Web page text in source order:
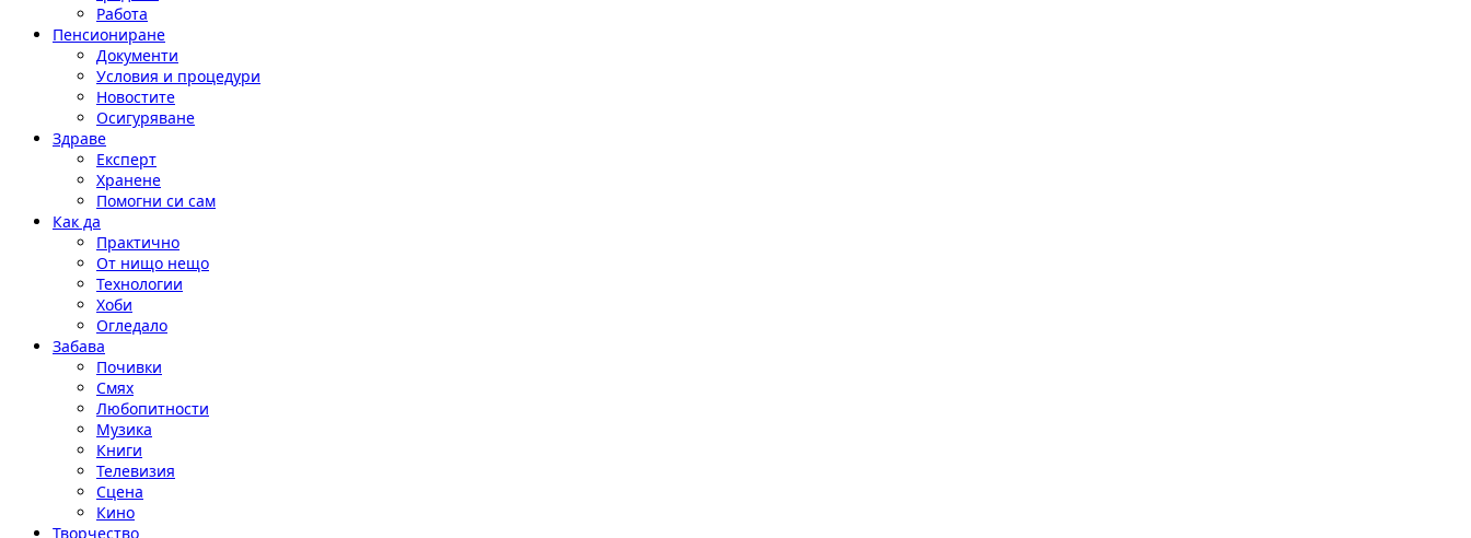
Работа
Пенсиониране
Документи
Условия и процедури
Новостите
Осигуряване
Здраве
Експерт
Хранене
Помогни си сам
Как да
Практично
От нищо нещо
Технологии
Хоби
Огледало
Забава
Почивки
Смях
Любопитности
Музика
Книги
Телевизия
Сцена
Кино
Творчество